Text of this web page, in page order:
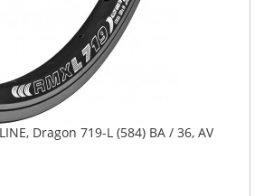
Dragon 719-L (584) BA / 36, AV